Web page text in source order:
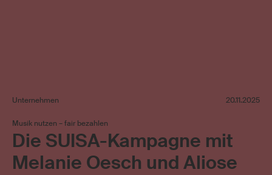
Unternehmen 20.11.2025
Musik nutzen – fair bezahlen
Die SUISA-Kampagne mit
Melanie Oesch und Aliose